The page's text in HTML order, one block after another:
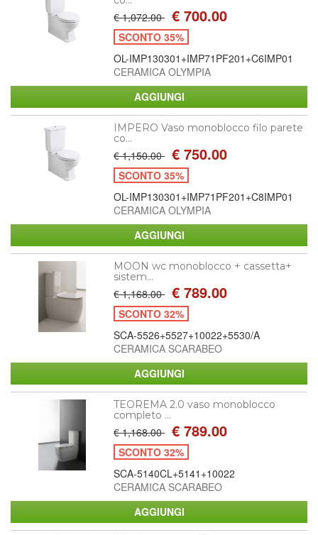
€ 1,072.00 € 700.00
SCONTO 35%
OL-IMP130301+IMP71PF201+C6IMP01
CERAMICA OLYMPIA
IMPERO Vaso monoblocco filo parete
co...
€ 1,150.00 € 750.00
SCONTO 35%
OL-IMP130301+IMP71PF201+C8IMP01
CERAMICA OLYMPIA
MOON wc monoblocco + cassetta+
sistem...
€ 1,168.00 € 789.00
SCONTO 32%
SCA-5526+5527+10022+5530/A
CERAMICA SCARABEO
TEOREMA 2.0 vaso monoblocco
completo ...
€ 1,168.00 € 789.00
SCONTO 32%
SCA-5140CL+5141+10022
CERAMICA SCARABEO